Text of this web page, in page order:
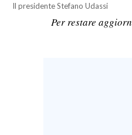
GOSSIP
Il presidente Stefano Udassi
Per restare